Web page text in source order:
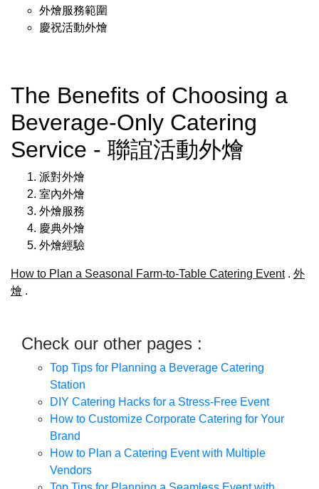
外燴服務範圍
慶祝活動外燴
The Benefits of Choosing a
Beverage-Only Catering
Service - 聯誼活動外燴
派對外燴
室內外燴
外燴服務
慶典外燴
外燴經驗
How to Plan a Seasonal Farm-to-Table Catering Event. 外
燴 .
Check our other pages :
Top Tips for Planning a Beverage Catering
Station
DIY Catering Hacks for a Stress-Free Event
How to Customize Corporate Catering for Your
Brand
How to Plan a Catering Event with Multiple
Vendors